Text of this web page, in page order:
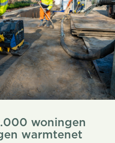
woningen
warmtenet